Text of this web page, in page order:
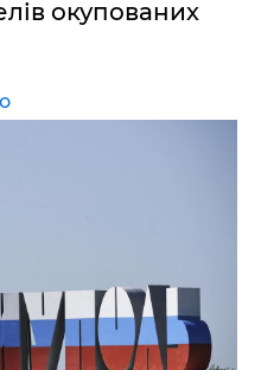
окупованих